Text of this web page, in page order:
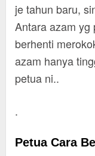
je tahun baru,
Antara azam yg
berhenti
azam hanya
petua ni..
.
Petua Cara